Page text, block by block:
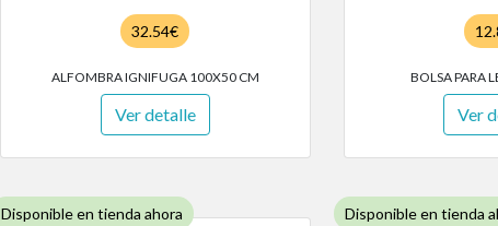
32.54€
ALFOMBRA IGNIFUGA 100X50 CM
Ver detalle
BOLSA PARA
Ver
Disponible en tienda ahora Disponible en tienda